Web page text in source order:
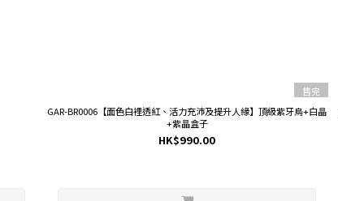
售完
GAR-BR0006【面色白裡透紅、活力充沛及提升人緣】頂級紫牙烏+白晶
+紫晶盒子
HK$990.00